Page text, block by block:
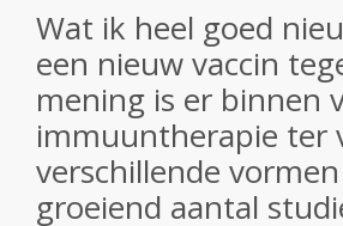
Wat ik heel goed
een nieuw vaccin
mening is er binnen
immuuntherapie ter
verschillende
groeiend aantal